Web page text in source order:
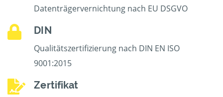
Datenträgervernichtung nach EU DSGVO
DIN
Qualitätszertifizierung nach DIN EN ISO
9001:2015
Zertifikat